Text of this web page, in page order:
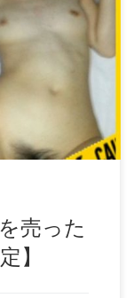
ね そして性欲も
おじさんに体
て 本番はする
ってる 超生々
つきでフェラし
何本ものチン
回は三人をそ
れない商品で
————File———-
– 1.8 GB
売った
】